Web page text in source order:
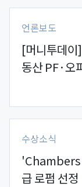
언론보도
[머니투데이
동산 PF·오
수상소식
'Chambers
급 로펌 선정